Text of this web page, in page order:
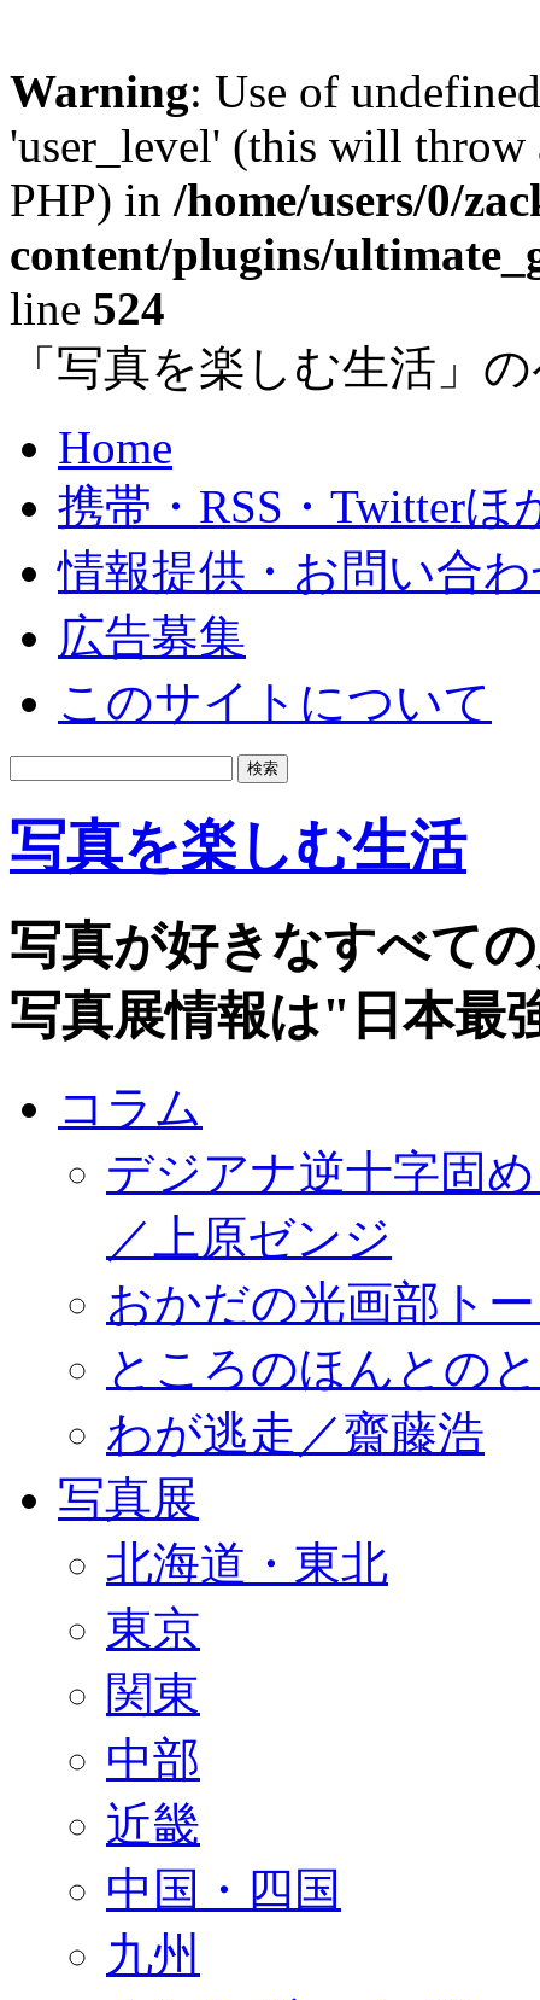
Warning: Use of
'user_level' (this will
PHP) in /home/users/0/
content/plugins/
line 524
「写真を楽しむ生活」
Home
携帯・RSS・Twitterほ
情報提供・お問い合
広告募集
このサイトについて
写真を楽しむ生活
写真が好きなすべて
写真展情報は"日本最
コラム
デジアナ逆十字固
／上原ゼンジ
おかだの光画部ト
ところのほんとの
わが逃走／齋藤浩
写真展
北海道・東北
東京
関東
中部
近畿
中国・四国
九州